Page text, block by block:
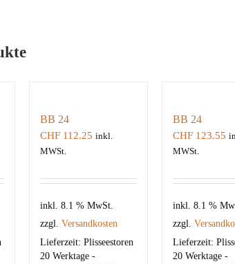
BB 24
CHF 112.25 inkl.
MWSt.
inkl. 8.1 % MwSt.
zzgl.Versandkosten
Lieferzeit:Plisseestoren
20 Werktage -
BB 24
CHF123.55
MWSt.
inkl. 8.1 %
zzgl.
Lieferzeit:
20 Werktage -